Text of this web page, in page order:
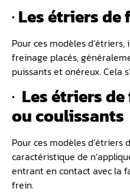
·Les étriers de
Pour ces modèles
freinage placés,
puissants et onéreux. Cela
· Les étriers
ou coulissants
Pour ces modèles d’étriers
caractéristique de
entrant en contact avec la
frein.